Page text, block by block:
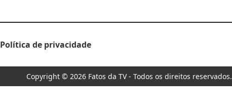
Política de privacidade
Copyright © 2026 Fatos da TV - Todos os direitos reservados.